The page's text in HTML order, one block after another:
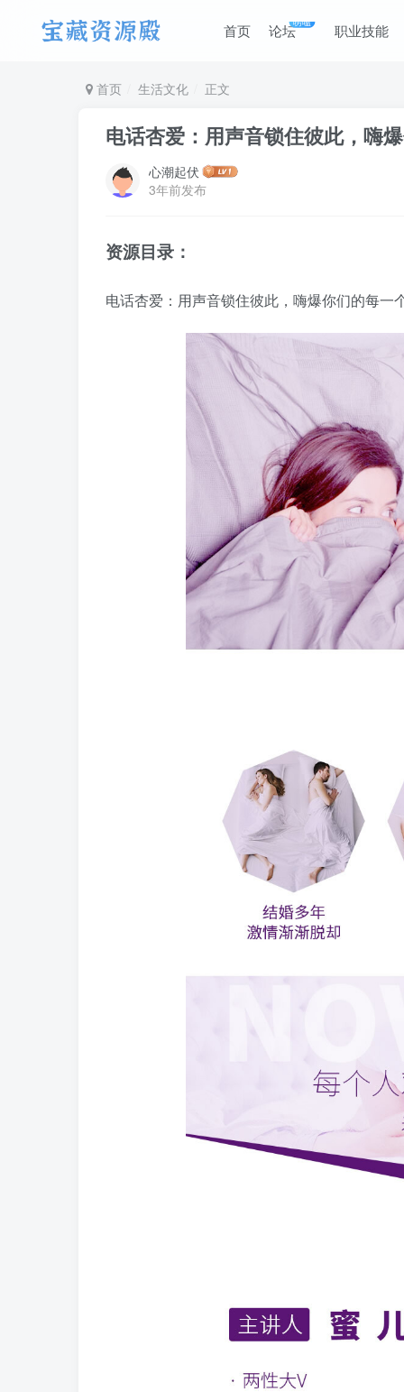
首页 论坛唠嗑 职业技能
首页 生活文化 正文
电话杏爱：用声音锁住彼此，嗨
心潮起伏
3年前发布
资源目录：
电话杏爱：用声音锁住彼此，嗨爆你们的每一